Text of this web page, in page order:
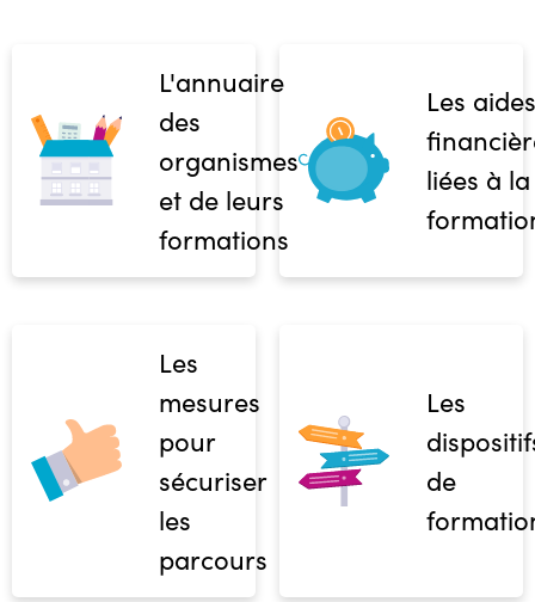
L'annuaire
des
organismes
et de leurs
formations
Les aides
liées à la
Les
mesures
pour
sécuriser
les
parcours
Les
de